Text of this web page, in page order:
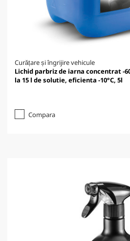
Curățare și îngrijire vehicule
Lichid parbriz de iarna concentrat -
la 15 l de solutie, eficienta -10°C, 5l
Compara